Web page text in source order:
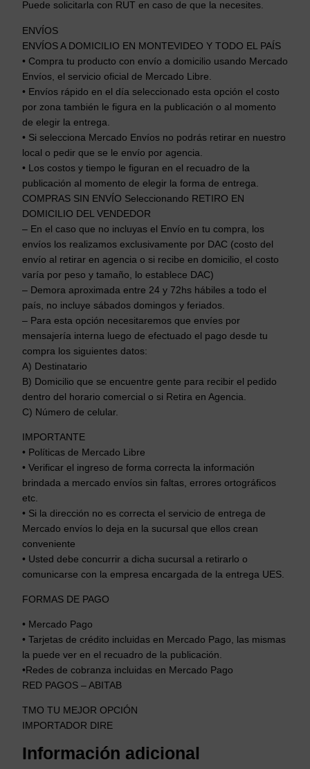
Puede solicitarla con RUT en caso de que la necesites.
ENVÍOS
ENVÍOS A DOMICILIO EN MONTEVIDEO Y TODO EL PAÍS
• Compra tu producto con envío a domicilio usando Mercado
Envíos, el servicio oficial de Mercado Libre.
• Envíos rápido en el día seleccionado esta opción el costo
por zona también le figura en la publicación o al momento
de elegir la entrega.
• Si selecciona Mercado Envíos no podrás retirar en nuestro
local o pedir que se le envío por agencia.
• Los costos y tiempo le figuran en el recuadro de la
publicación al momento de elegir la forma de entrega.
COMPRAS SIN ENVÍO Seleccionando RETIRO EN
DOMICILIO DEL VENDEDOR
– En el caso que no incluyas el Envío en tu compra, los
envíos los realizamos exclusivamente por DAC (costo del
envío al retirar en agencia o si recibe en domicilio, el costo
varía por peso y tamaño, lo establece DAC)
– Demora aproximada entre 24 y 72hs hábiles a todo el
país, no incluye sábados domingos y feriados.
– Para esta opción necesitaremos que envíes por
mensajería interna luego de efectuado el pago desde tu
compra los siguientes datos:
A) Destinatario
B) Domicilio que se encuentre gente para recibir el pedido
dentro del horario comercial o si Retira en Agencia.
C) Número de celular.
IMPORTANTE
• Políticas de Mercado Libre
• Verificar el ingreso de forma correcta la información
brindada a mercado envíos sin faltas, errores ortográficos
etc.
• Si la dirección no es correcta el servicio de entrega de
Mercado envíos lo deja en la sucursal que ellos crean
conveniente
• Usted debe concurrir a dicha sucursal a retirarlo o
comunicarse con la empresa encargada de la entrega UES.
FORMAS DE PAGO
• Mercado Pago
• Tarjetas de crédito incluidas en Mercado Pago, las mismas
la puede ver en el recuadro de la publicación.
•Redes de cobranza incluidas en Mercado Pago
RED PAGOS – ABITAB
TMO TU MEJOR OPCIÓN
IMPORTADOR DIRE
Información adicional